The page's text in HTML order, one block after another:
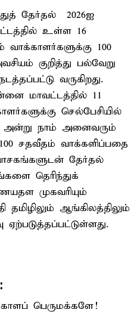
தேர்தல் – 2026ஐ
உள்ள 16
வாக்காளர்களுக்கு 100
குறித்து பல்வேறு
வருகிறது.
மாவட்டத்தில் 11
செல்பேசியில்
அன்று நாம் அனைவரும்
100 சதவீதம் வாக்களிப்பதை
தேர்தல்
தெரிந்துக்
முகவரியும்
ஆங்கிலத்திலும்
ஏற்படுத்தப்பட்டுள்ளது.
பெருமக்களே!